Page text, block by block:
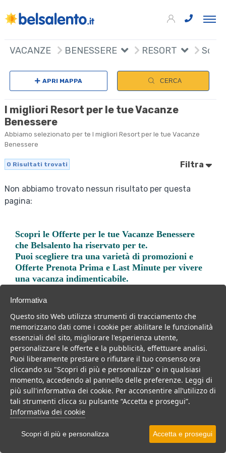
VACANZE BENESSERE RESORT
APRI MAPPA CERCA
I migliori Resort per le tue Vacanze
Benessere
Abbiamo selezionato per te I migliori Resort per le tue Vacanze
Benessere
0 Risultati trovati Filtra
Non abbiamo trovato nessun risultato per questa
pagina:
Scopri leOfferte per le tue Vacanze Benessere
che Belsalento ha riservato per te.
Puoi scegliere tra una varietà di promozioni e
Offerte Prenota Prima e Last Minute per vivere
una vacanza indimenticabile.
Trova la soluzione migliore per la tua prossima
vacanza.
Noi di belsalento.it abbiamo selezionato per te le migliori mete, i
migliori servizi, le migliori offerte per il tuo prossimo viaggio.
Per famiglie
Informativa
Questo sito Web utilizza strumenti di tracciamento che
memorizzano dati come i cookie per abilitare le funzionalità
essenziali del sito, migliorare l'esperienza utente,
personalizzare le offerte e la pubblicità, effettuare analisi.
Puoi liberamente prestare o rifiutare il tuo consenso ora
cliccando su "Scopri di più e personalizza" o in qualsiasi
momento, accedendo al pannello delle preferenze. Leggi di
più sull'informativa dei cookie. Per acconsentire all’utilizzo di
tali strumenti clicca su pulsante “Accetta e prosegui”.
Informativa dei cookie
Scopri di più e personalizza Accetta e prosegui